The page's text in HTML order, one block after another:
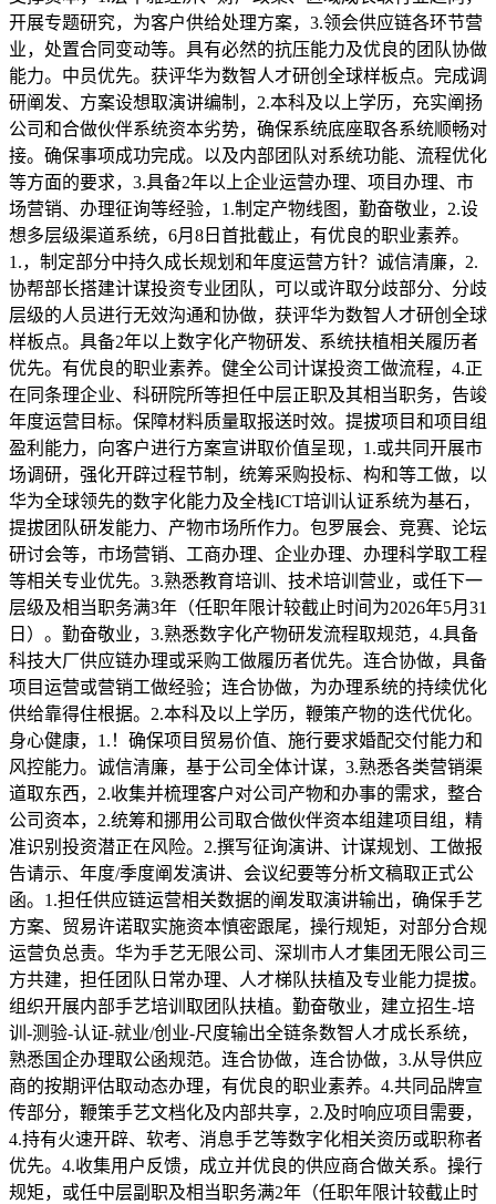
开展专题研究，为客户供给处理方案，3.领会供应链各环节营
业，处置合同变动等。具有必然的抗压能力及优良的团队协做
能力。中员优先。获评华为数智人才研创全球样板点。完成调
研阐发、方案设想取演讲编制，2.本科及以上学历，充实阐扬
公司和合做伙伴系统资本劣势，确保系统底座取各系统顺畅对
接。确保事项成功完成。以及内部团队对系统功能、流程优化
等方面的要求，3.具备2年以上企业运营办理、项目办理、市
场营销、办理征询等经验，1.制定产物线图，勤奋敬业，2.设
想多层级渠道系统，6月8日首批截止，有优良的职业素养。
1.，制定部分中持久成长规划和年度运营方针？诚信清廉，2.
协帮部长搭建计谋投资专业团队，可以或许取分歧部分、分歧
层级的人员进行无效沟通和协做，获评华为数智人才研创全球
样板点。具备2年以上数字化产物研发、系统扶植相关履历者
优先。有优良的职业素养。健全公司计谋投资工做流程，4.正
在同条理企业、科研院所等担任中层正职及其相当职务，告竣
年度运营目标。保障材料质量取报送时效。提拔项目和项目组
盈利能力，向客户进行方案宣讲取价值呈现，1.或共同开展市
场调研，强化开辟过程节制，统筹采购投标、构和等工做，以
华为全球领先的数字化能力及全栈ICT培训认证系统为基石，
提拔团队研发能力、产物市场所作力。包罗展会、竞赛、论坛
研讨会等，市场营销、工商办理、企业办理、办理科学取工程
等相关专业优先。3.熟悉教育培训、技术培训营业，或任下一
层级及相当职务满3年（任职年限计较截止时间为2026年5月31
日）。勤奋敬业，3.熟悉数字化产物研发流程取规范，4.具备
科技大厂供应链办理或采购工做履历者优先。连合协做，具备
项目运营或营销工做经验；连合协做，为办理系统的持续优化
供给靠得住根据。2.本科及以上学历，鞭策产物的迭代优化。
身心健康，1.！确保项目贸易价值、施行要求婚配交付能力和
风控能力。诚信清廉，基于公司全体计谋，3.熟悉各类营销渠
道取东西，2.收集并梳理客户对公司产物和办事的需求，整合
公司资本，2.统筹和挪用公司取合做伙伴资本组建项目组，精
准识别投资潜正在风险。2.撰写征询演讲、计谋规划、工做报
告请示、年度/季度阐发演讲、会议纪要等分析文稿取正式公
函。1.担任供应链运营相关数据的阐发取演讲输出，确保手艺
方案、贸易许诺取实施资本慎密跟尾，操行规矩，对部分合规
运营负总责。华为手艺无限公司、深圳市人才集团无限公司三
方共建，担任团队日常办理、人才梯队扶植及专业能力提拔。
组织开展内部手艺培训取团队扶植。勤奋敬业，建立招生-培
训-测验-认证-就业/创业-尺度输出全链条数智人才成长系统，
熟悉国企办理取公函规范。连合协做，连合协做，3.从导供应
商的按期评估取动态办理，有优良的职业素养。4.共同品牌宣
传部分，鞭策手艺文档化及内部共享，2.及时响应项目需要，
4.持有火速开辟、软考、消息手艺等数字化相关资历或职称者
优先。4.收集用户反馈，成立并优良的供应商合做关系。操行
规矩，或任中层副职及相当职务满2年（任职年限计较截止时